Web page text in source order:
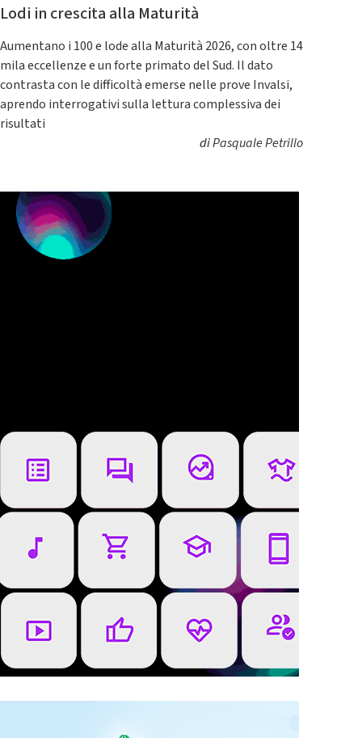
Lodi in crescita alla Maturità
Aumentano i 100 e lode alla Maturità 2026, con oltre 14
mila eccellenze e un forte primato del Sud. Il dato
contrasta con le difficoltà emerse nelle prove Invalsi,
aprendo interrogativi sulla lettura complessiva dei
risultati
diPasquale Petrillo